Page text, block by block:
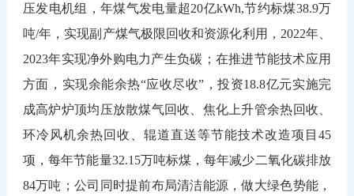
压发电机组，年煤气发电量超20亿kWh,节约标煤38.9万
吨/年，实现副产煤气极限回收和资源化利用，2022年、
2023年实现净外购电力产生负碳；在推进节能技术应用
方面，实现余能余热“应收尽收”，投资18.8亿元实施完
成高炉炉顶均压放散煤气回收、焦化上升管余热回收、
环冷风机余热回收、辊道直送等节能技术改造项目45
项，每年节能量32.15万吨标煤，每年减少二氧化碳排放
84万吨；公司同时提前布局清洁能源，做大绿色势能，